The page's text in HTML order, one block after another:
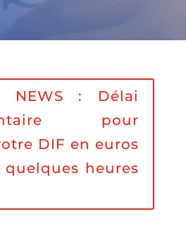
NEWS : Délai
pour
DIF en euros
heures